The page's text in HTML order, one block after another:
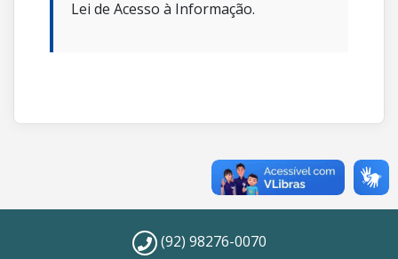
Lei de Acesso à Informação.
(92) 98276-0070